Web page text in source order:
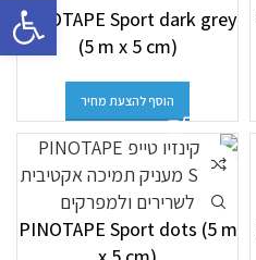
PINOTAPE Sport dark grey
(5 m x 5 cm)
הוסף להצעת מחיר
PINOTAPE Sport dots (5 m